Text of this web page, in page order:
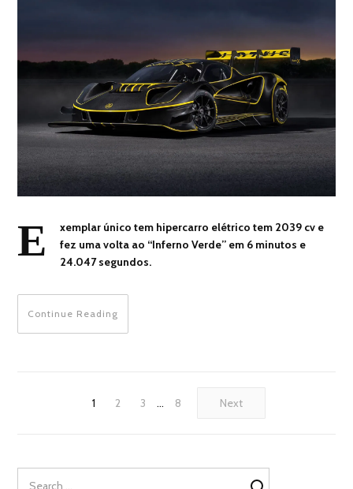
E
xemplar único tem hipercarro elétrico tem 2039 cv e
fez uma volta ao “Inferno Verde” em 6 minutos e
24.047 segundos.
Continue Reading
1 2 3 … 8 Next